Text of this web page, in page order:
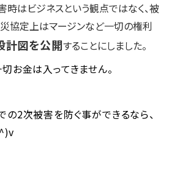
時はビジネスという観点ではなく、被
協定上はマージンなど一切の権利
計図を公開することにしました。
お金は入ってきません。
の2次被害を防ぐ事ができるなら、